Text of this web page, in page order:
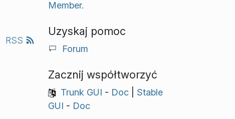
RSS
Member.
Uzyskaj pomoc
Forum
Zacznij współtworzyć
Trunk GUI - Doc| Stable
GUI - Doc